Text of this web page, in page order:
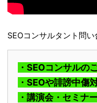
SEOコンサルタント問い
・SEOコンサルの
・SEOや誹謗中傷
・講演会・セミナ